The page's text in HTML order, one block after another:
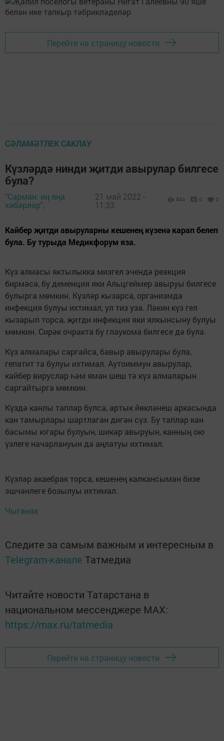
Перейти на страницу новости
СӘЛАМӘТЛЕК САКЛАУ
Күзләрдә нинди җитди авырулар билгесе
була?
"Сарман: иң яңа
хәбәрләр",
21 май 2022 -
11:33
934 0 0
Кайбер җитди авыруларны кешенең күзенә карап белеп
була. Бу турыда Медикфорум яза.
Күз алмасы яктылыкка мизгел эчендә реакция
бирмәсә, бу деменция яки Альцгеймер авыруы билгесе
булырга мөмкин. Күзләр кызарса, организмда
инфекция булуы ихтимал, ул тиз уза. Ләкин күз гел
кызарып торса, җитди инфекция яки ялкынсыну булуы
мөмкин. Сирәк очракта бу глаукома билгесе дә була.
Күз алмалары саргайса, бавыр авырулары була,
гепатит та булуы ихтимал. Аутоиммун авырулар,
кайбер вируслар һәм яман шеш тә күз алмаларын
саргайтырга мөмкин.
Күздә канлы таплар булса, артык йөкләнеш аркасында
кан тамырлары шартлаган дигән сүз. Бу таплар кан
басымы югары булуын, шикәр авыруын, канның ою
үзлеге начарлануын да аңлатуы ихтимал.
Күзләр акаебрак торса, кешенең калкансыман бизе
эшчәнлеге бозылуы ихтимал.
Чыганак
Следите за самым важным и интересным в
Telegram-канале Татмедиа
Читайте новости Татарстана в
национальном мессенджере MАХ:
https://max.ru/tatmedia
Перейти на страницу новости